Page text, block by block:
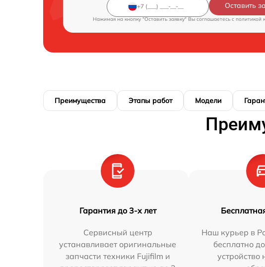
Оставить
Нажимая на кнопку "Оставить заявку" Вы соглашаетесь c политикой
Преимущества Этапы работ Модели
Гарантия до 3-х лет
Сервисный центр
устанавливает оригинальные
запчасти техники Fujifilm и
Наш курьер в
бесплатно
устройство